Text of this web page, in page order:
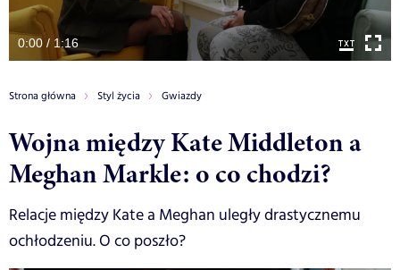
0:00 / 1:16
Strona główna Styl życia Gwiazdy
Wojna między Kate Middleton a
Meghan Markle: o co chodzi?
Relacje między Kate a Meghan uległy drastycznemu
ochłodzeniu. O co poszło?